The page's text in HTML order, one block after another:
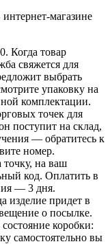
магазине
Когда товар
свяжется для
выбрать
упаковку на
комплектации.
точек для
поступит на склад,
— обратитесь к
номер.
точку, на ваш
код. Оплатить в
— 3 дня.
изделие придет в
о посылке.
коробки:
самостоятельно вы